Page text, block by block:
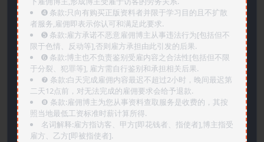
➍️ 条款:只向有购买正版资料者并限于学习目的且不扩散
者服务,雇佣即表示你认可和满足此要求.
➎ 条款:雇方承诺不恶意雇佣博主从事违法行为[包括但不
限于色情、反动等],否则雇方承担由此引发的后果.
➏️ 条款:博主也不负责鉴别受雇内容之合法性[包括但不限
于分裂、犯罪等], 雇方需自行鉴别和承担相关后果.
❼ 条款:白天完成雇佣内容最迟不超过2小时，晚间最迟第
二天12点前，对无法完成的雇佣要求会给予退款.
❽ 条款:雇佣博主为您从事资料查取服务是收费的，其按
照当地最低工资标准时薪计算所得.
名词解释:雇方指访客、甲方[即花钱者、指使者],博主指受
雇方、乙方[即被指使者].